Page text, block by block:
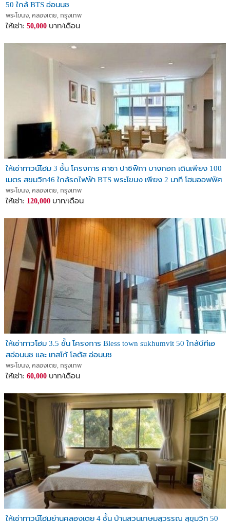
50 ใกล้ BTS อ่อนนุช
พระโขนง, คลองเตย, กรุงเทพ
ให้เช่า: 50,000 บาท/เดือน
ให้เช่าทาวน์โฮม 3 ชั้น โครงการ คาซา ปาซิฟิกา บางกอก เดินเพียง 100
เมตร สุขุมวิท46 ใกล้รถไฟฟ้า BTS พระโขนง เพียง 2 นาที โฮมออฟฟิศ
พระโขนง, คลองเตย, กรุงเทพ
ให้เช่า: 120,000 บาท/เดือน
ให้เช่าทาวโฮม 3.5 ชั้น โครงการ Bless town sukhumvit 50 ใกล้บีทีเอ
สอ่อนนุช และ เทสโก้ โลตัส อ่อนนุช
พระโขนง, คลองเตย, กรุงเทพ
ให้เช่า: 60,000 บาท/เดือน
ให้เช่าทาวน์โฮมย่านคลองเตย 4 ชั้น บ้านสวนเกษมสุวรรณ สุขุมวิท 50